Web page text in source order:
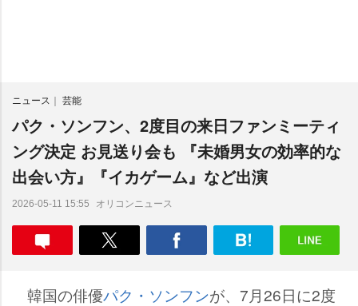
ニュース 芸能
パク・ソンフン、2度目の来日ファンミーティ
ング決定 お見送り会も 『未婚男女の効率的な
出会い方』『イカゲーム』など出演
2026-05-11 15:55 オリコンニュース
韓国の俳優パク・ソンフンが、7月26日に2度